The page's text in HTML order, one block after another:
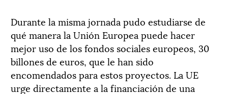
Durante la misma jornada pudo estudiarse de
qué manera la Unión Europea puede hacer
mejor uso de los fondos sociales europeos, 30
billones de euros, que le han sido
encomendados para estos proyectos. La UE
urge directamente a la financiación de una